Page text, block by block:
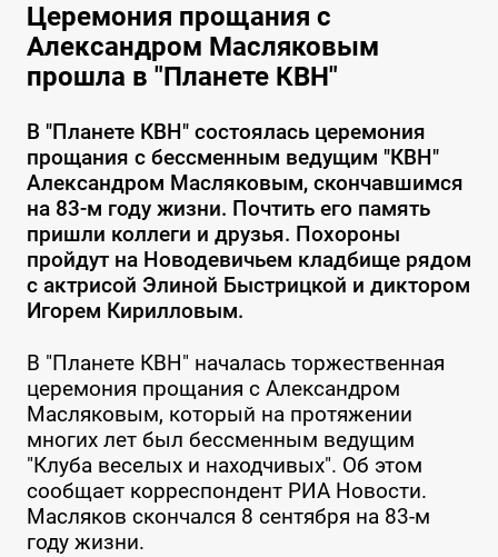
Церемония прощания с
Александром Масляковым
прошла в "Планете КВН"
В "Планете КВН" состоялась церемония
прощания с бессменным ведущим "КВН"
Александром Масляковым, скончавшимся
на 83-м году жизни. Почтить его память
пришли коллеги и друзья. Похороны
пройдут на Новодевичьем кладбище рядом
с актрисой Элиной Быстрицкой и диктором
Игорем Кирилловым.
В "Планете КВН" началась торжественная
церемония прощания с Александром
Масляковым, который на протяжении
многих лет был бессменным ведущим
"Клуба веселых и находчивых". Об этом
сообщает корреспондент РИА Новости.
Масляков скончался 8 сентября на 83-м
году жизни.